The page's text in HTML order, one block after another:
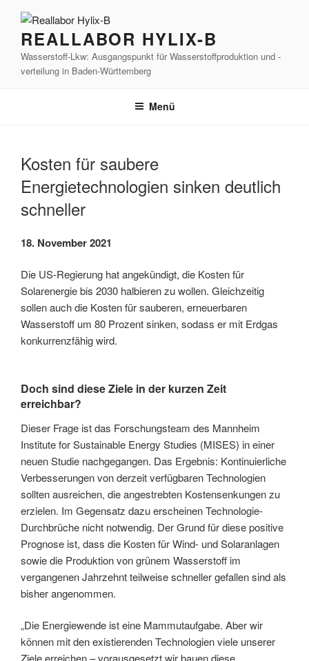
Inhalt
springenREALLABOR HYLIX-B
Wasserstoff-Lkw: Ausgangspunkt für Wasserstoffproduktion und -
verteilung in Baden-Württemberg
Menü
Kosten für saubere
Energietechnologien sinken deutlich
schneller
18. November 2021
Die US-Regierung hat angekündigt, die Kosten für
Solarenergie bis 2030 halbieren zu wollen. Gleichzeitig
sollen auch die Kosten für sauberen, erneuerbaren
Wasserstoff um 80 Prozent sinken, sodass er mit Erdgas
konkurrenzfähig wird.
Doch sind diese Ziele in der kurzen Zeit
erreichbar?
Dieser Frage ist das Forschungsteam des Mannheim
Institute for Sustainable Energy Studies (MISES) in einer
neuen Studie nachgegangen. Das Ergebnis: Kontinuierliche
Verbesserungen von derzeit verfügbaren Technologien
sollten ausreichen, die angestrebten Kostensenkungen zu
erzielen. Im Gegensatz dazu erscheinen Technologie-
Durchbrüche nicht notwendig. Der Grund für diese positive
Prognose ist, dass die Kosten für Wind- und Solaranlagen
sowie die Produktion von grünem Wasserstoff im
vergangenen Jahrzehnt teilweise schneller gefallen sind als
bisher angenommen.
„Die Energiewende ist eine Mammutaufgabe. Aber wir
können mit den existierenden Technologien viele unserer
Ziele erreichen – vorausgesetzt wir bauen diese